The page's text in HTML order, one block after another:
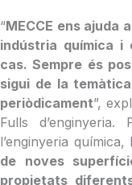
“MECCE ens ajuda
indústria química i
cas. Sempre és
sigui de la
periòdicament”,
Fulls
l’enginyeria
de noves
propietats